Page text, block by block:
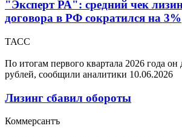
"Эксперт РА": средний чек
договора в РФ сократился на 3%
ТАСС
По итогам первого квартала 2026 года он
рублей, сообщили аналитики 10.06.2026
Лизинг сбавил обороты
Коммерсантъ